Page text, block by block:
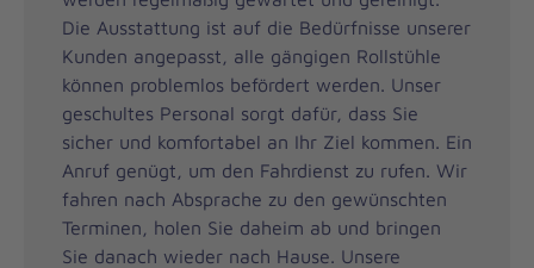
Die Ausstattung ist auf die Bedürfnisse unserer
Kunden angepasst, alle gängigen Rollstühle
können problemlos befördert werden. Unser
geschultes Personal sorgt dafür, dass Sie
sicher und komfortabel an Ihr Ziel kommen. Ein
Anruf genügt, um den Fahrdienst zu rufen. Wir
fahren nach Absprache zu den gewünschten
Terminen, holen Sie daheim ab und bringen
Sie danach wieder nach Hause. Unsere